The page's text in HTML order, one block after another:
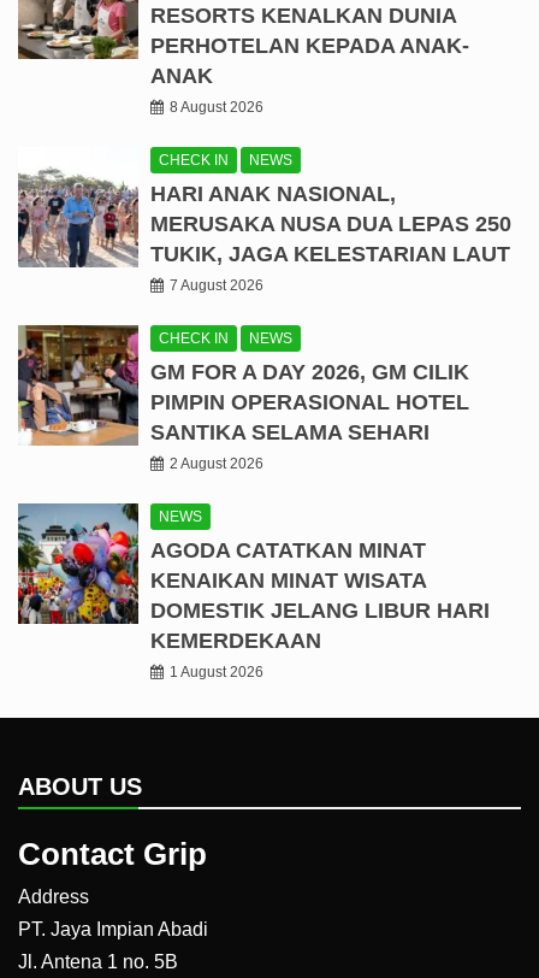
RESORTS KENALKAN DUNIA
PERHOTELAN KEPADA ANAK-
ANAK
8 August 2026
CHECK IN NEWS
HARI ANAK NASIONAL,
MERUSAKA NUSA DUA LEPAS 250
TUKIK, JAGA KELESTARIAN LAUT
7 August 2026
CHECK IN NEWS
GM FOR A DAY 2026, GM CILIK
PIMPIN OPERASIONAL HOTEL
SANTIKA SELAMA SEHARI
2 August 2026
NEWS
AGODA CATATKAN MINAT
KENAIKAN MINAT WISATA
DOMESTIK JELANG LIBUR HARI
KEMERDEKAAN
1 August 2026
ABOUT US
Contact Grip
Address
PT. Jaya Impian Abadi
Jl. Antena 1 no. 5B